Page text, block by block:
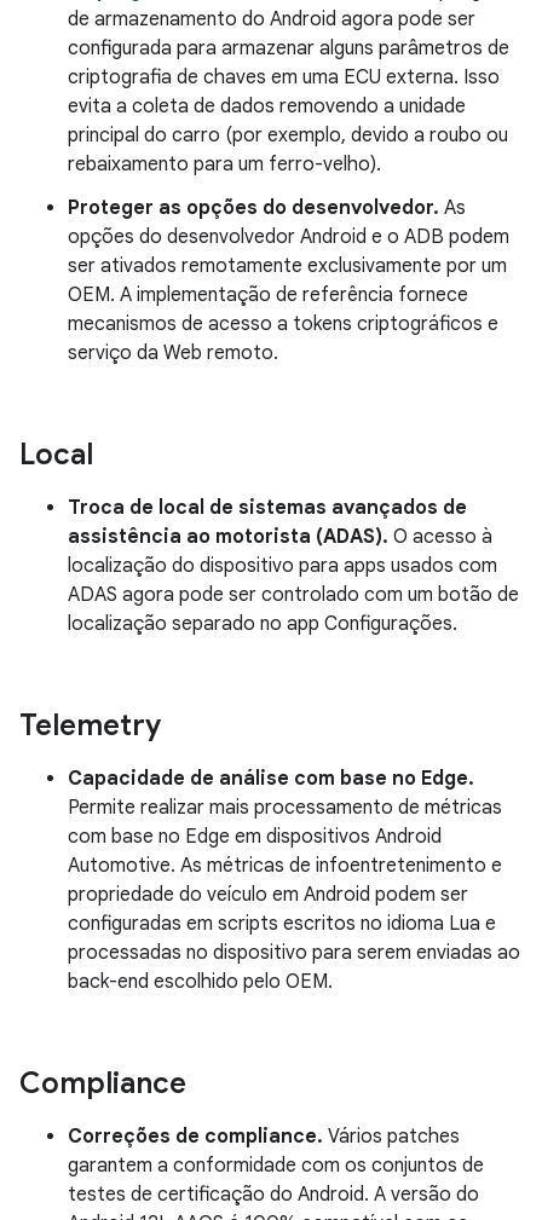
de armazenamento do Android agora pode ser
configurada para armazenar alguns parâmetros de
criptografia de chaves em uma ECU externa. Isso
evita a coleta de dados removendo a unidade
principal do carro (por exemplo, devido a roubo ou
rebaixamento para um ferro-velho).
Proteger as opções do desenvolvedor. As
opções do desenvolvedor Android e o ADB podem
ser ativados remotamente exclusivamente por um
OEM. A implementação de referência fornece
mecanismos de acesso a tokens criptográficos e
serviço da Web remoto.
Local
Troca de local de sistemas avançados de
assistência ao motorista (ADAS). O acesso à
localização do dispositivo para apps usados com
ADAS agora pode ser controlado com um botão de
localização separado no app Configurações.
Telemetry
Capacidade de análise com base no Edge.
Permite realizar mais processamento de métricas
com base no Edge em dispositivos Android
Automotive. As métricas de infoentretenimento e
propriedade do veículo em Android podem ser
configuradas em scripts escritos no idioma Lua e
processadas no dispositivo para serem enviadas ao
back-end escolhido pelo OEM.
Compliance
Correções de compliance. Vários patches
garantem a conformidade com os conjuntos de
testes de certificação do Android. A versão do